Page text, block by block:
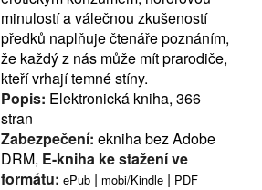
minulostí a válečnou zkušeností
předků naplňuje čtenáře poznáním,
že každý z nás může mít prarodiče,
kteří vrhají temné stíny.
Popis: Elektronická kniha, 366
stran
Zabezpečení: ekniha bez Adobe
DRM, E-kniha ke stažení ve
formátu: ePub | mobi/Kindle | PDF